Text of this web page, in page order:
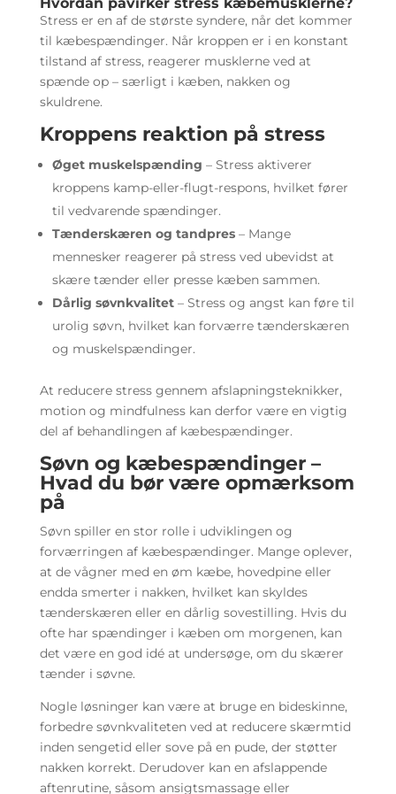
Stress er en af de største syndere, når det kommer
til kæbespændinger. Når kroppen er i en konstant
tilstand af stress, reagerer musklerne ved at
spænde op – særligt i kæben, nakken og
skuldrene.
Kroppens reaktion på stress
Øget muskelspænding – Stress aktiverer
kroppens kamp-eller-flugt-respons, hvilket fører
til vedvarende spændinger.
Tænderskæren og tandpres– Mange
mennesker reagerer på stress ved ubevidst at
skære tænder eller presse kæben sammen.
Dårlig søvnkvalitet– Stress og angst kan føre til
urolig søvn, hvilket kan forværre tænderskæren
og muskelspændinger.
At reducere stress gennem afslapningsteknikker,
motion og mindfulness kan derfor være en vigtig
del af behandlingen af kæbespændinger.
Søvn og kæbespændinger –
Hvad du bør være opmærksom
på
Søvn spiller en stor rolle i udviklingen og
forværringen af kæbespændinger. Mange oplever,
at de vågner med en øm kæbe, hovedpine eller
endda smerter i nakken, hvilket kan skyldes
tænderskæren eller en dårlig sovestilling. Hvis du
ofte har spændinger i kæben om morgenen, kan
det være en god idé at undersøge, om du skærer
tænder i søvne.
Nogle løsninger kan være at bruge en bideskinne,
forbedre søvnkvaliteten ved at reducere skærmtid
inden sengetid eller sove på en pude, der støtter
nakken korrekt. Derudover kan en afslappende
aftenrutine, såsom ansigtsmassage eller